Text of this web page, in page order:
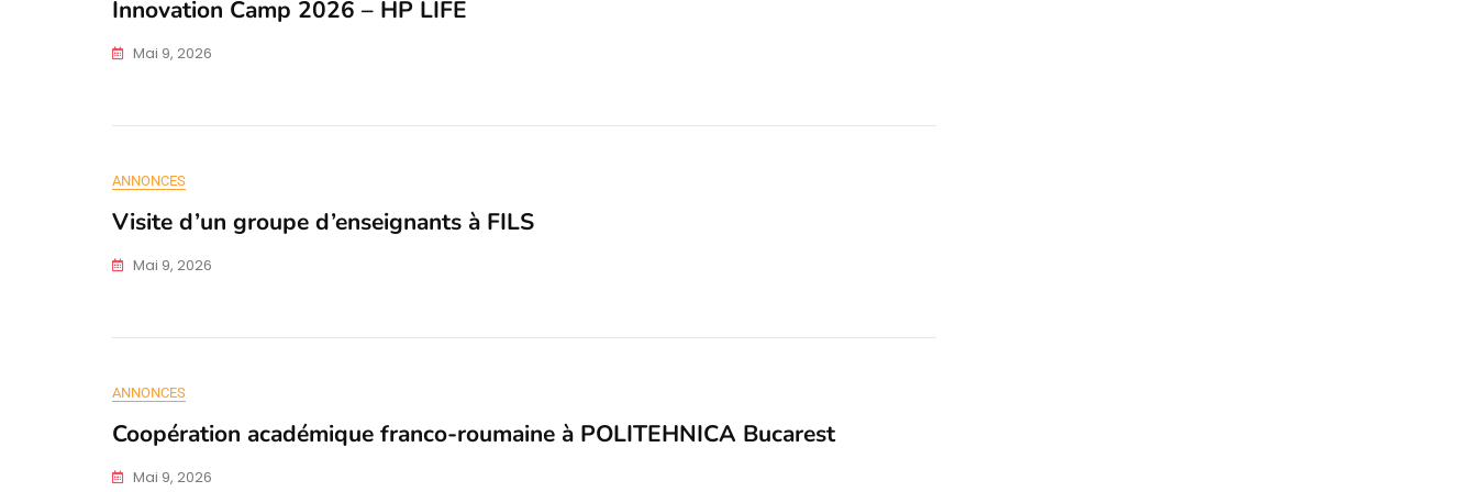
Innovation Camp 2026 – HP LIFE
Mai 9, 2026
ANNONCES
Visite d’un groupe d’enseignants à FILS
Mai 9, 2026
ANNONCES
Coopération académique franco-roumaine à POLITEHNICA Bucarest
Mai 9, 2026